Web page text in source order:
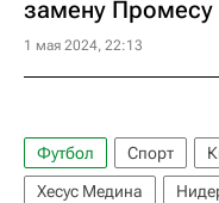
замену Промесу
1 мая 2024, 22:13
Футбол Спорт
Хесус Медина